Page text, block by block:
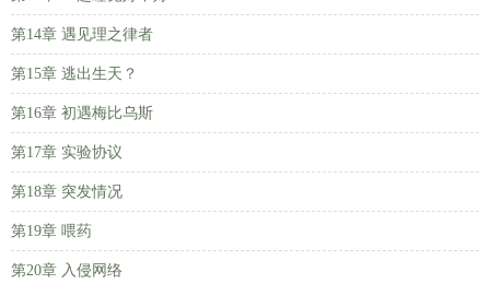
第14章 遇见理之律者
第15章 逃出生天？
第16章 初遇梅比乌斯
第17章 实验协议
第18章 突发情况
第19章 喂药
第20章 入侵网络